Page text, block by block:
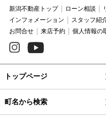
新潟不動産トップ ローン相談
インフォメーション
スタッフ紹
お問合せ
来店予約 個人情報の
トップページ
町名から検索